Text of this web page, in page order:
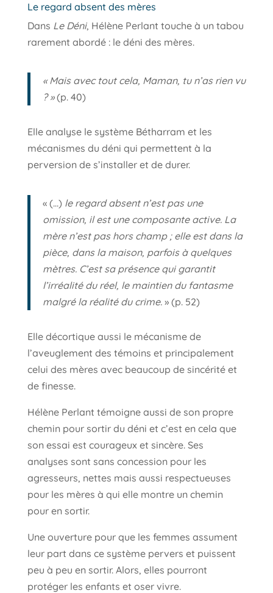
Le regard absent des mères
Dans Le Déni, Hélène Perlant touche à un tabou
rarement abordé : le déni des mères.
« Mais avec tout cela, Maman, tu n’as rien vu
? »(p. 40)
Elle analyse le système Bétharram et les
mécanismes du déni qui permettent à la
perversion de s’installer et de durer.
« (…) le regard absent n’est pas une
omission, il est une composante active. La
mère n’est pas hors champ ; elle est dans la
pièce, dans la maison, parfois à quelques
mètres. C’est sa présence qui garantit
l’irréalité du réel, le maintien du fantasme
malgré la réalité du crime.» (p. 52)
Elle décortique aussi le mécanisme de
l’aveuglement des témoins et principalement
celui des mères avec beaucoup de sincérité et
de finesse.
Hélène Perlant témoigne aussi de son propre
chemin pour sortir du déni et c’est en cela que
son essai est courageux et sincère. Ses
analyses sont sans concession pour les
agresseurs, nettes mais aussi respectueuses
pour les mères à qui elle montre un chemin
pour en sortir.
Une ouverture pour que les femmes assument
leur part dans ce système pervers et puissent
peu à peu en sortir. Alors, elles pourront
protéger les enfants et oser vivre.